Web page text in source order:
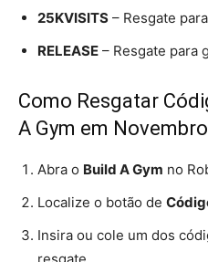
25KVISITS – Resgate
RELEASE – Resgate para
Como Resgatar
A Gym em Novembro
Abra o Build A Gym no
Localize o botão de
Insira ou cole um dos